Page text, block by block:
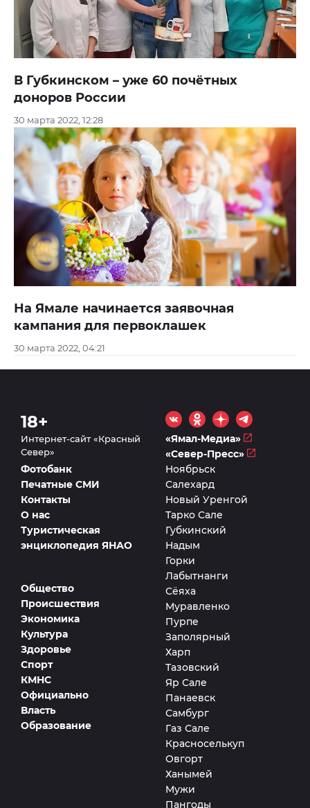
В Губкинском – уже 60 почётных
доноров России
30 марта 2022, 12:28
На Ямале начинается заявочная
кампания для первоклашек
30 марта 2022, 04:21
18+
Интернет-сайт «Красный
Север»
«Ямал-Медиа»
«Север-Пресс»
Общество
Происшествия
Экономика
Культура
Здоровье
Спорт
КМНС
Официально
Власть
Образование
Фотобанк
Печатные СМИ
Контакты
О нас
Туристическая
энциклопедия ЯНАО
Ноябрьск
Салехард
Новый Уренгой
Тарко Сале
Губкинский
Надым
Горки
Лабытнанги
Сёяха
Муравленко
Пурпе
Заполярный
Харп
Тазовский
Яр Сале
Панаевск
Самбург
Газ Сале
Красноселькуп
Овгорт
Ханымей
Мужи
Пангоды